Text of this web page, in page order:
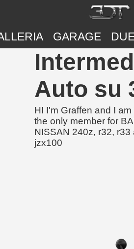
GARAGE
Auto su
HI I'm Graffen and I
the only member for
NISSAN 240z, r32,
jzx100